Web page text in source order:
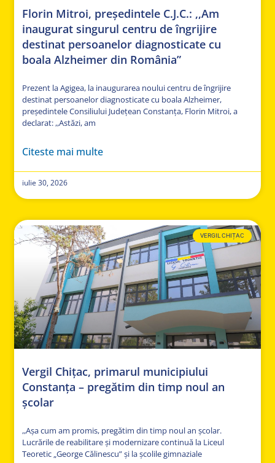
Florin Mitroi, președintele C.J.C.: ,,Am
inaugurat singurul centru de îngrijire
destinat persoanelor diagnosticate cu
boala Alzheimer din România”
Prezent la Agigea, la inaugurarea noului centru de îngrijire
destinat persoanelor diagnosticate cu boala Alzheimer,
președintele Consiliului Județean Constanța, Florin Mitroi, a
declarat: ,,Astăzi, am
Citeste mai multe
iulie 30, 2026
VERGIL CHIȚAC
Vergil Chițac, primarul municipiului
Constanța – pregătim din timp noul an
școlar
,,Așa cum am promis, pregătim din timp noul an școlar.
Lucrările de reabilitare și modernizare continuă la Liceul
Teoretic „George Călinescu” și la școlile gimnaziale